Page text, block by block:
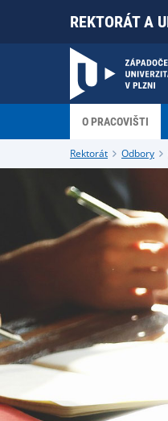
REKTORÁT A
O PRACOVIŠTI
Rektorát Odbory